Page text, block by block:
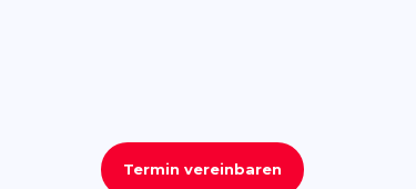
Termin vereinbaren